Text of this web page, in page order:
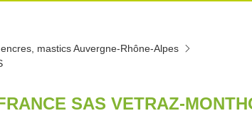
mastics Auvergne-Rhône-Alpes
SAS VETRAZ-